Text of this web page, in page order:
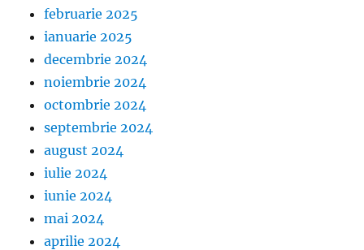
februarie 2025
ianuarie 2025
decembrie 2024
noiembrie 2024
octombrie 2024
septembrie 2024
august 2024
iulie 2024
iunie 2024
mai 2024
aprilie 2024